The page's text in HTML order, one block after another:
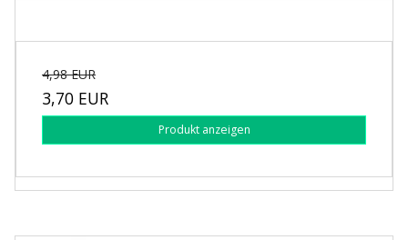
4,98 EUR
3,70 EUR
Produkt anzeigen